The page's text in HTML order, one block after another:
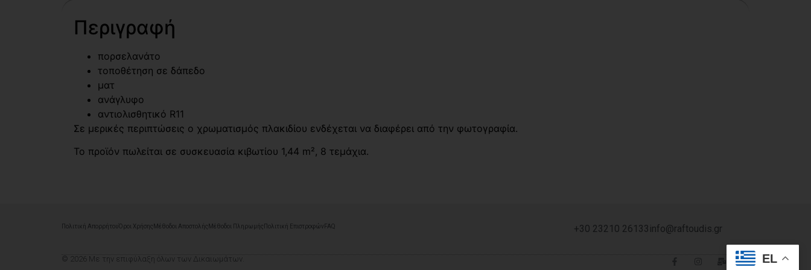
Περιγραφή
πορσελανάτο
τοποθέτηση σε δάπεδο
ματ
ανάγλυφο
αντιολισθητικό R11
Σε μερικές περιπτώσεις ο χρωματισμός πλακιδίου ενδέχεται να διαφέρει από την φωτογραφία.
Το προϊόν πωλείται σε συσκευασία κιβωτίου 1,44 m², 8 τεμάχια.
Πολιτική ΑπορρήτουΌροι Χρήσης Μέθοδοι Αποστολής Μέθοδοι Πληρωμής Πολιτική Επιστροφών FAQ +30 23210 26133 info@raftoudis.gr
© 2026 Με την επιφύλαξη όλων των Δικαιωμάτων. EL